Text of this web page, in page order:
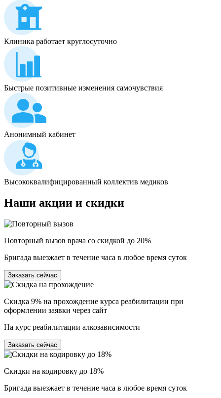
Клиника работает круглосуточно
Быстрые позитивные изменения самочувствия
Анонимный кабинет
Высококвалифицированный коллектив медиков
Наши акции и скидки
Повторный вызов врача со скидкой до 20%
Бригада выезжает в течение часа в любое время суток
Заказать сейчас
Скидка 9% на прохождение курса реабилитации при
оформлении заявки через сайт
На курс реабилитации алкозависимости
Заказать сейчас
Скидки на кодировку до 18%
Бригада выезжает в течение часа в любое время суток